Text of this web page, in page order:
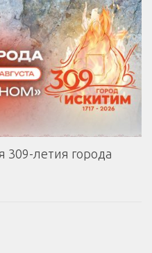
309-летия города